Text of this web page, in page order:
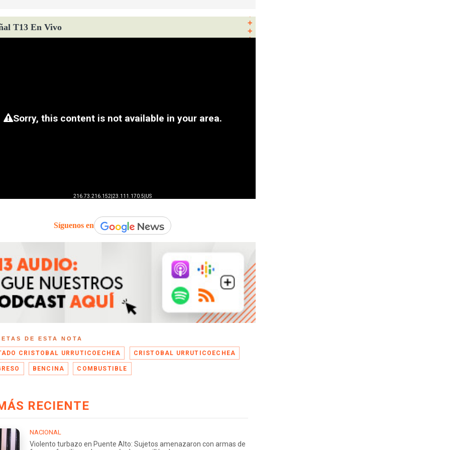
T13 En Vivo
Síguenos en
DE ESTA NOTA
CRISTOBAL URRUTICOECHEA CRISTOBAL URRUTICOECHEA
BENCINA COMBUSTIBLE
RECIENTE
NACIONAL
Violento turbazo en Puente Alto: Sujetos amenazaron con armas de